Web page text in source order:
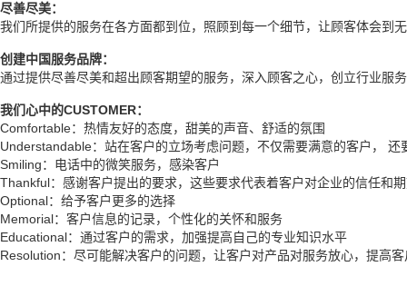
尽善尽美：
我们所提供的服务在各方面都到位，照顾到每一个细节，让顾客体会到
创建中国服务品牌：
通过提供尽善尽美和超出顾客期望的服务，深入顾客之心，创立行业服
我们心中的CUSTOMER：
Comfortable：热情友好的态度，甜美的声音、舒适的氛围
Understandable：站在客户的立场考虑问题，不仅需要满意的客户， 还
Smiling：电话中的微笑服务，感染客户
Thankful：感谢客户提出的要求，这些要求代表着客户对企业的信任和
Optional：给予客户更多的选择
Memorial：客户信息的记录，个性化的关怀和服务
Educational：通过客户的需求，加强提高自己的专业知识水平
Resolution：尽可能解决客户的问题，让客户对产品对服务放心，提高